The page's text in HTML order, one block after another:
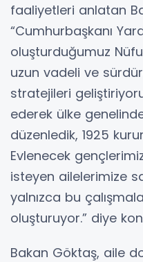
faaliyetleri anlatan
“Cumhurbaşkanı
oluşturduğumuz
uzun vadeli ve
stratejileri
ederek ülke
düzenledik, 1925
Evlenecek
isteyen ailelerimize
yalnızca bu
oluşturuyor.” diye
Bakan Göktaş, aile